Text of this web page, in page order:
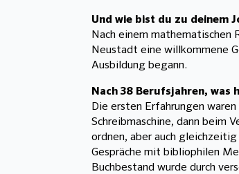
Und wie bist du zu deinem
Nach einem
Neustadt eine willkommene
Ausbildung begann.
Nach 38 Berufsjahren, was
Die ersten Erfahrungen
Schreibmaschine, dann beim
ordnen, aber auch
Gespräche mit bibliophilen
Buchbestand wurde durch